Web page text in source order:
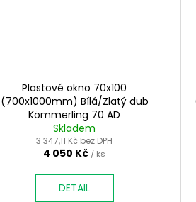
Plastové okno 70x100
(700x1000mm) Bílá/Zlatý dub
Kömmerling 70 AD
Skladem
3 347,11 Kč bez DPH
4 050 Kč / ks
DETAIL